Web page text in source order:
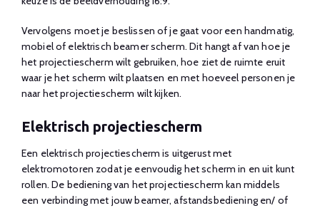
Vervolgens moet je beslissen of je gaat voor een handmatig,
mobiel of elektrisch beamer scherm. Dit hangt af van hoe je
het projectiescherm wilt gebruiken, hoe ziet de ruimte eruit
waar je het scherm wilt plaatsen en met hoeveel personen je
naar het projectiescherm wilt kijken.
Elektrisch projectiescherm
Een elektrisch projectiescherm is uitgerust met
elektromotoren zodat je eenvoudig het scherm in en uit kunt
rollen. De bediening van het projectiescherm kan middels
een verbinding met jouw beamer, afstandsbediening en/ of